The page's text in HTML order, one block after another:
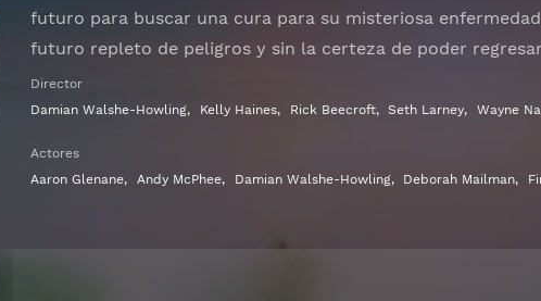
futuro para buscar una cura para su misteriosa
futuro repleto de peligros y sin la certeza de poder
Director
Damian Walshe-Howling, Kelly Haines, Rick Beecroft, Seth Larney, Wayne
Actores
Aaron Glenane, Andy McPhee, Damian Walshe-Howling, Deborah Mailman,